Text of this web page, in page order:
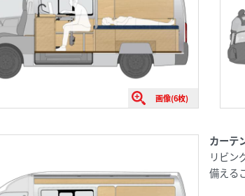
画像(6枚)
カーテ
リビン
備える